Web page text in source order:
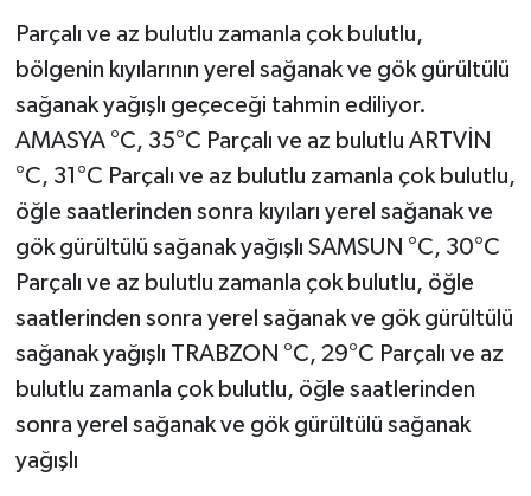
Parçalı ve az bulutlu zamanla çok bulutlu,
bölgenin kıyılarının yerel sağanak ve gök gürültülü
sağanak yağışlı geçeceği tahmin ediliyor.
AMASYA °C, 35°C Parçalı ve az bulutlu ARTVİN
°C, 31°C Parçalı ve az bulutlu zamanla çok bulutlu,
öğle saatlerinden sonra kıyıları yerel sağanak ve
gök gürültülü sağanak yağışlı SAMSUN °C, 30°C
Parçalı ve az bulutlu zamanla çok bulutlu, öğle
saatlerinden sonra yerel sağanak ve gök gürültülü
sağanak yağışlı TRABZON °C, 29°C Parçalı ve az
bulutlu zamanla çok bulutlu, öğle saatlerinden
sonra yerel sağanak ve gök gürültülü sağanak
yağışlı